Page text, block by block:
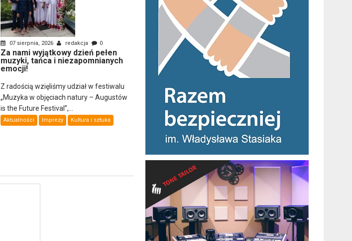
07 sierpnia, 2026 redakcja 0
Za nami wyjątkowy dzień pełen
muzyki, tańca i niezapomnianych
emocji!
Z radością wzięliśmy udział w festiwalu
„Muzyka w objęciach natury – Augustów
is the Future Festival”,...
Aktualności Imprezy Kultura i sztuka